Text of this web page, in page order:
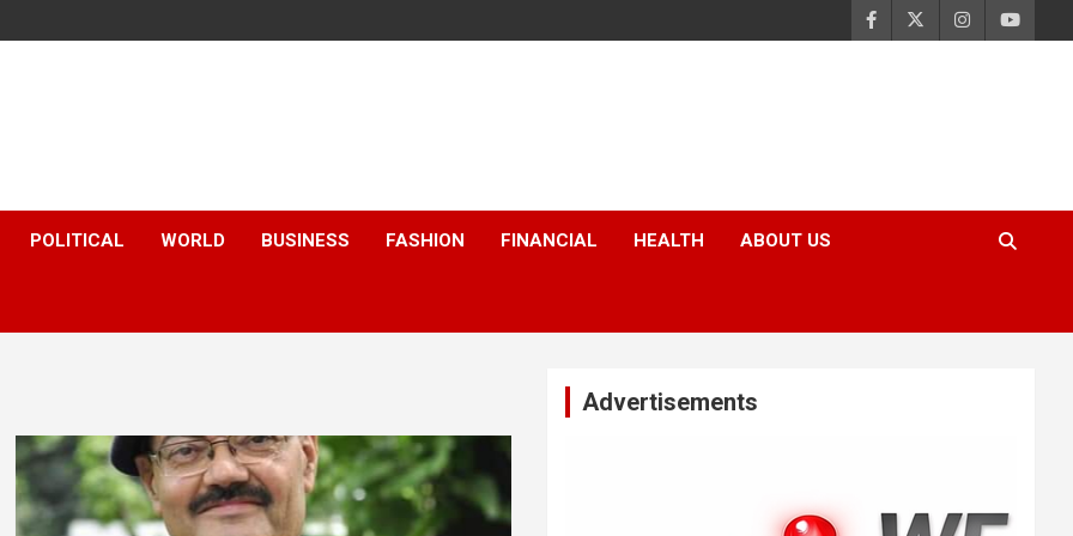
POLITICAL WORLD BUSINESS FASHION FINANCIAL HEALTH ABOUT US
Advertisements